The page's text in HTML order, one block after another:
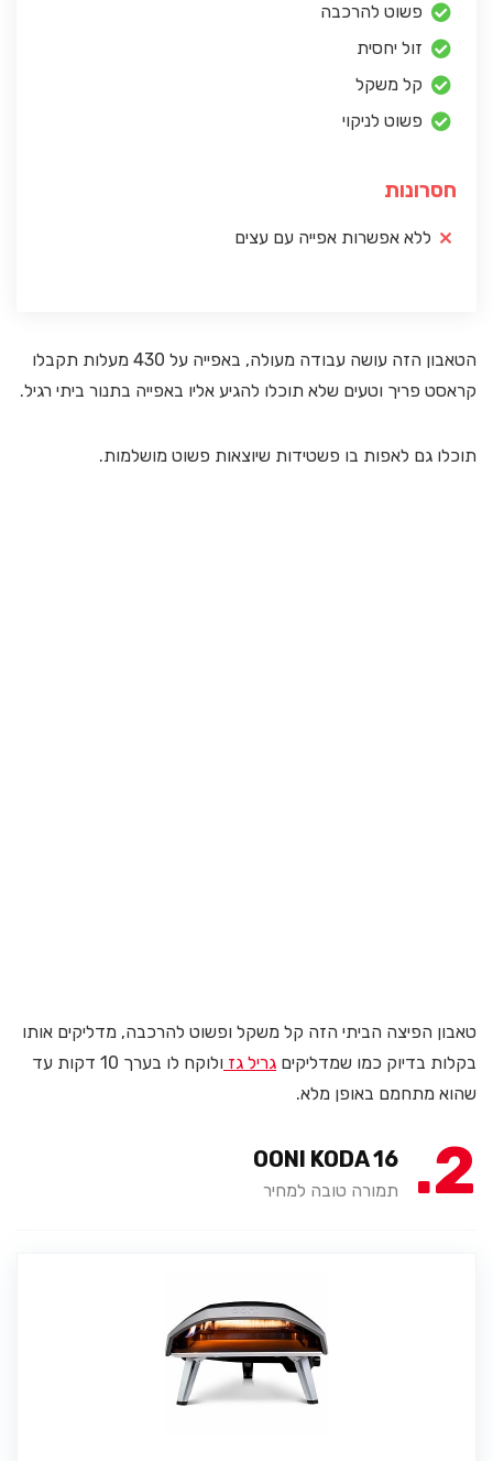
פשוט להרכבה
זול יחסית
קל משקל
פשוט לניקוי
חסרונות
ללא אפשרות אפייה עם עצים
הטאבון הזה עושה עבודה מעולה, באפייה על 430 מעלות תקבלו
קראסט פריך וטעים שלא תוכלו להגיע אליו באפייה בתנור ביתי רגיל.
תוכלו גם לאפות בו פשטידות שיוצאות פשוט מושלמות.
טאבון הפיצה הביתי הזה קל משקל ופשוט להרכבה, מדליקים אותו
בקלות בדיוק כמו שמדליקים גריל גז
ולוקח לו בערך 10 דקות עד
שהוא מתחמם באופן מלא.
2
OONI KODA 16
תמורה טובה למחיר